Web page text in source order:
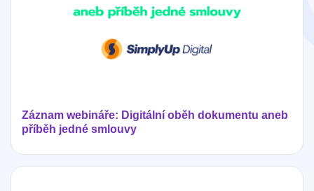
Záznam webináře: Digitální oběh dokumentu aneb
příběh jedné smlouvy